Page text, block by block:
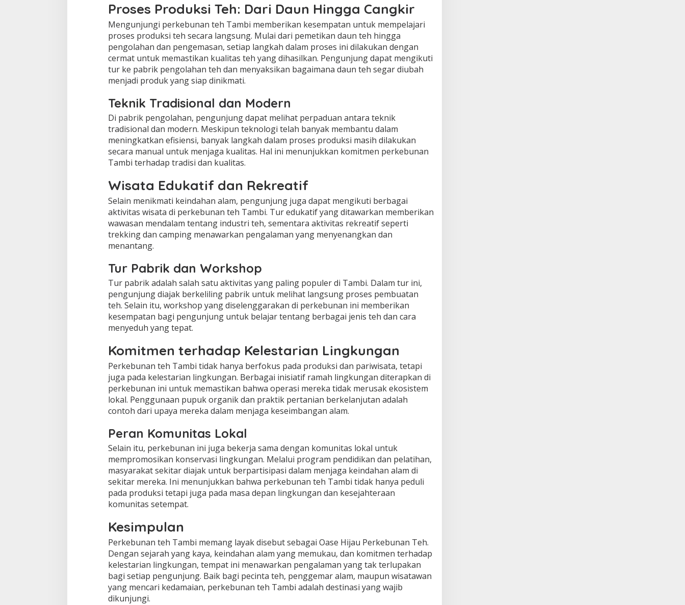
Proses Produksi Teh: Dari Daun Hingga Cangkir
Mengunjungi perkebunan teh Tambi memberikan kesempatan untuk mempelajari
proses produksi teh secara langsung. Mulai dari pemetikan daun teh hingga
pengolahan dan pengemasan, setiap langkah dalam proses ini dilakukan dengan
cermat untuk memastikan kualitas teh yang dihasilkan. Pengunjung dapat mengikuti
tur ke pabrik pengolahan teh dan menyaksikan bagaimana daun teh segar diubah
menjadi produk yang siap dinikmati.
Teknik Tradisional dan Modern
Di pabrik pengolahan, pengunjung dapat melihat perpaduan antara teknik
tradisional dan modern. Meskipun teknologi telah banyak membantu dalam
meningkatkan efisiensi, banyak langkah dalam proses produksi masih dilakukan
secara manual untuk menjaga kualitas. Hal ini menunjukkan komitmen perkebunan
Tambi terhadap tradisi dan kualitas.
Wisata Edukatif dan Rekreatif
Selain menikmati keindahan alam, pengunjung juga dapat mengikuti berbagai
aktivitas wisata di perkebunan teh Tambi. Tur edukatif yang ditawarkan memberikan
wawasan mendalam tentang industri teh, sementara aktivitas rekreatif seperti
trekking dan camping menawarkan pengalaman yang menyenangkan dan
menantang.
Tur Pabrik dan Workshop
Tur pabrik adalah salah satu aktivitas yang paling populer di Tambi. Dalam tur ini,
pengunjung diajak berkeliling pabrik untuk melihat langsung proses pembuatan
teh. Selain itu, workshop yang diselenggarakan di perkebunan ini memberikan
kesempatan bagi pengunjung untuk belajar tentang berbagai jenis teh dan cara
menyeduh yang tepat.
Komitmen terhadap Kelestarian Lingkungan
Perkebunan teh Tambi tidak hanya berfokus pada produksi dan pariwisata, tetapi
juga pada kelestarian lingkungan. Berbagai inisiatif ramah lingkungan diterapkan di
perkebunan ini untuk memastikan bahwa operasi mereka tidak merusak ekosistem
lokal. Penggunaan pupuk organik dan praktik pertanian berkelanjutan adalah
contoh dari upaya mereka dalam menjaga keseimbangan alam.
Peran Komunitas Lokal
Selain itu, perkebunan ini juga bekerja sama dengan komunitas lokal untuk
mempromosikan konservasi lingkungan. Melalui program pendidikan dan pelatihan,
masyarakat sekitar diajak untuk berpartisipasi dalam menjaga keindahan alam di
sekitar mereka. Ini menunjukkan bahwa perkebunan teh Tambi tidak hanya peduli
pada produksi tetapi juga pada masa depan lingkungan dan kesejahteraan
komunitas setempat.
Kesimpulan
Perkebunan teh Tambi memang layak disebut sebagai Oase Hijau Perkebunan Teh.
Dengan sejarah yang kaya, keindahan alam yang memukau, dan komitmen terhadap
kelestarian lingkungan, tempat ini menawarkan pengalaman yang tak terlupakan
bagi setiap pengunjung. Baik bagi pecinta teh, penggemar alam, maupun wisatawan
yang mencari kedamaian, perkebunan teh Tambi adalah destinasi yang wajib
dikunjungi.